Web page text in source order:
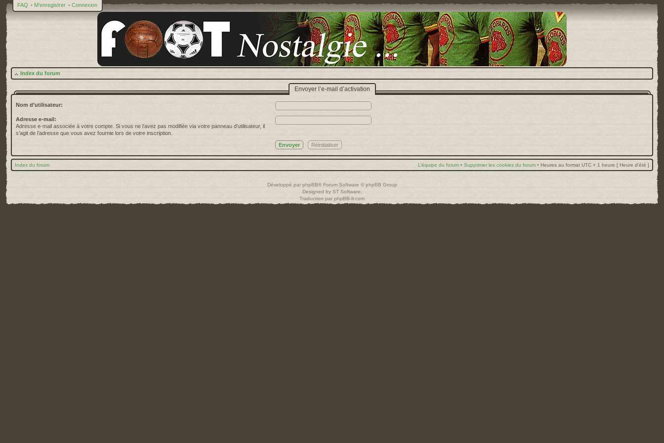
FAQ • M’enregistrer • Connexion
Index du forum
Envoyer l’e-mail d’activation
Nom d’utilisateur:
Adresse e-mail:
Adresse e-mail associée à votre compte. Si vous ne l’avez pas modifiée via votre panneau d’utilisateur, il
s’agit de l’adresse que vous avez fournie lors de votre inscription.
Index du forum L’équipe du forum • Supprimer les cookies du forum • Heures au format UTC + 1 heure [ Heure d’été ]
Développé par phpBB® Forum Software © phpBB Group
Designed by ST Software
Traduction parphpBB-fr.com